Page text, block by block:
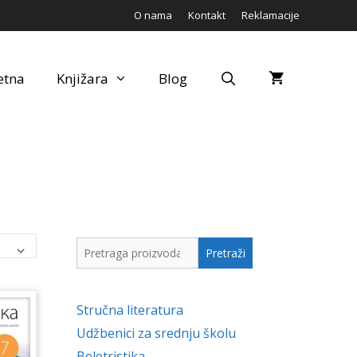
O nama Kontakt Reklamacije
Knjižara Blog
Pretraga
za:
Pretraži
Stručna literatura
Udžbenici za srednju školu